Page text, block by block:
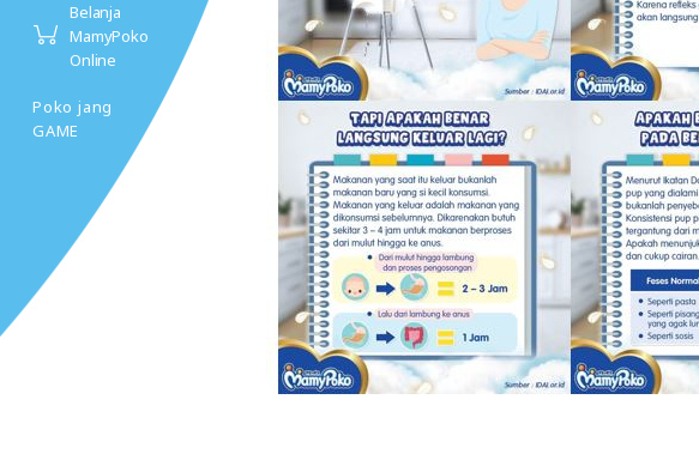
Belanja
MamyPoko
Online
Poko jang
GAME